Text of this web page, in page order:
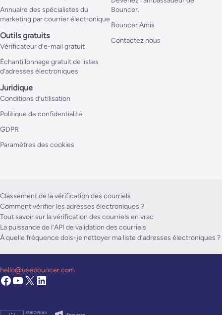
Annuaire des spécialistes du
marketing par courrier électronique
Outils gratuits
Vérificateur d’e-mail gratuit
Échantillonnage gratuit de listes
d’adresses électroniques
Bouncer.
Bouncer Amis
Contactez nous
Juridique
Conditions d’utilisation
Politique de confidentialité
GDPR
Paramètres des cookies
Classement de la vérification des courriels
Comment vérifier les adresses électroniques ?
Tout savoir sur la vérification des courriels en vrac
La puissance de l’API de validation des courriels
À quelle fréquence dois-je nettoyer ma liste d’adresses électroniques ?
hello@usebouncer.com